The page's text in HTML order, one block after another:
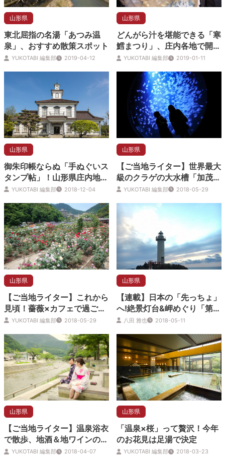
山形県
東北屈指の名湯「あつみ温
泉」、おすすめ散策スポット
YUKOTABI 編集部 2019-04-12
山形県
どんがら汁を堪能できる「寒
鱈まつり」、庄内各地で開
催！YUKOTABI 編集部 2019-01-11
山形県
御朱印帳ならぬ「手ぬぐいス
タンプ帖」！山形県庄内地方
へ出会いの印を刻む旅！
YUKOTABI 編集部 2018-12-04
山形県
【ご当地ライター】世界最大
級のクラゲの大水槽「加茂水
族館」幻想的な魅惑の世界へ
YUKOTABI 編集部 2018-05-29
山形県
【ご当地ライター】これから
見頃！薔薇×カフェで過ごす
休日「あつみ温泉」
YUKOTABI 編集部 2018-05-29
山形県
【連載】日本の「先っちょ」
へ!絶景灯台&岬めぐり「第3
回 東北の県境のまちでレジ
市温海地域）」
八田 雅也 2018-05-11
山形県
【ご当地ライター】温泉浴衣
で散歩、地酒＆地ワインの試
飲サービスが嬉しいね！
YUKOTABI 編集部 2018-04-07
山形県
「温泉×桜」って贅沢！今年
のお花見は足湯で決定
YUKOTABI 編集部 2018-03-23